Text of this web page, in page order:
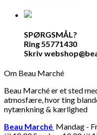
SPØRGSMÅL?
Ring 55771430
Skriv
Om Beau Marché
Beau Marché er et sted
atmosfære, hvor ting
nytænkning & kærlighed
Beau Marché Mandag -